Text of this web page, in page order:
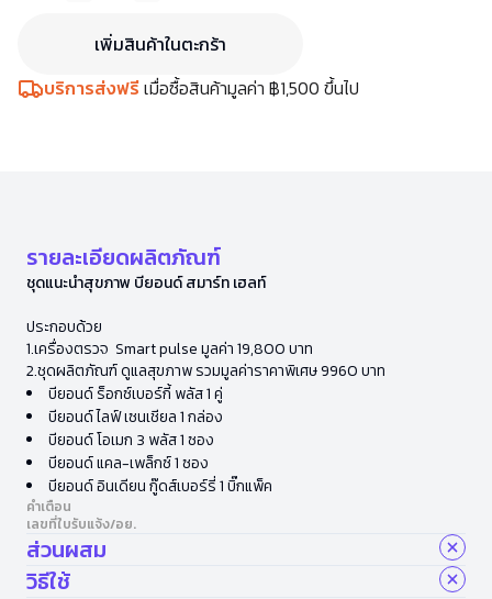
เพิ่มสินค้าในตะกร้า
บริการส่งฟรีเมื่อซื้อสินค้ามูลค่า ฿1,500 ขึ้นไป
รายละเอียดผลิตภัณฑ์
ชุดแนะนำสุขภาพ บียอนด์ สมาร์ท เฮลท์​
ประกอบด้วย
1.เครื่องตรวจ Smart pulse มูลค่า 19,800 บาท
2.ชุดผลิตภัณฑ์ ดูแลสุขภาพ รวมมูลค่าราคาพิเศษ 9960 บาท
บียอนด์ ร็อกซ์เบอร์กี้ พลัส 1 คู่
บียอนด์ ไลฟ์ เซนเชียล 1 กล่อง
บียอนด์ โอเมก 3 พลัส 1 ซอง
บียอนด์ แคล-เพล็กซ์ 1 ซอง
บียอนด์ อินเดียน กู๊ดส์เบอร์รี่ 1 บิ๊กแพ็ค
คำเตือน
เลขที่ใบรับแจ้ง/อย.
ส่วนผสม
วิธีใช้